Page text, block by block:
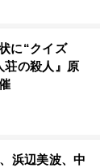
に“クイズ
荘の殺人』原
浜辺美波、中